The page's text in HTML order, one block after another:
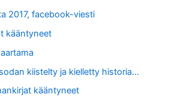
2017, facebook-viesti
kääntyneet
kiistelty ja kielletty historia…
kääntyneet